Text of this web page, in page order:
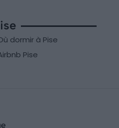
dormir à Pise
Pise